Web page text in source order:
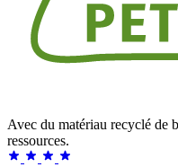
Avec du matériau recyclé de
ressources.